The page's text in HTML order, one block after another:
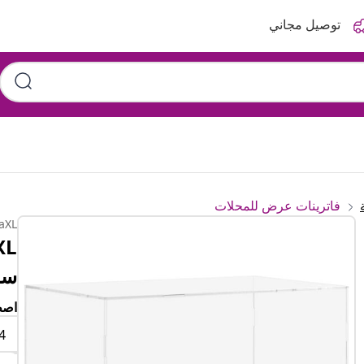
توصيل مجاني
فاترينات عرض للمحلات